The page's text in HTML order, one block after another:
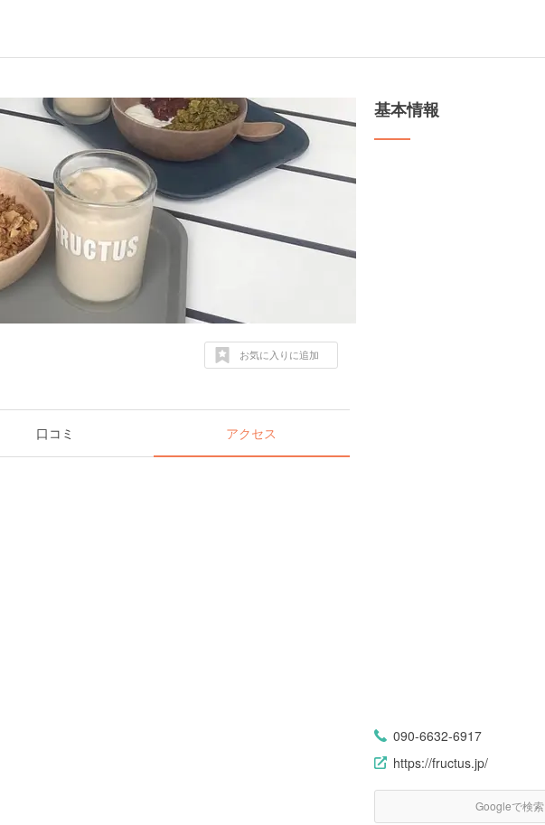
お気に入りに追加
口コミ アクセス
基本情報
090-6632-6917
https://fructus.jp/
Googleで検索